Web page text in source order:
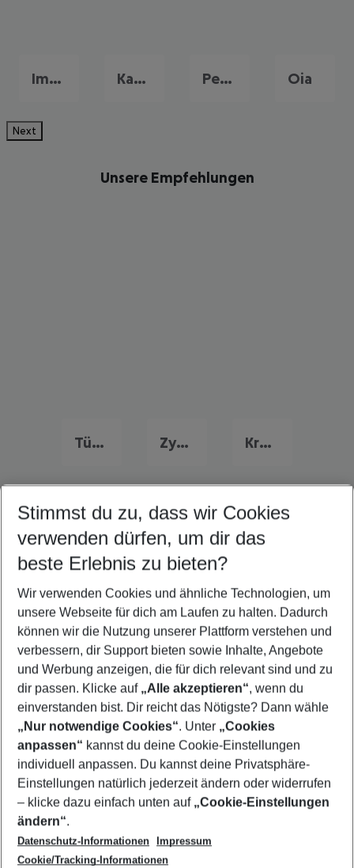
Imerovigli Kamari Perissa Oia
Next
Unsere Empfehlungen
Türkei Frühbucher Angebote Zypern Flug & Hotel Kroatien Flug & Hotel
Quicklinks
Urlaub Perivolos
Familienurlaub Perivolos
Flug & Hotel Perivolos
Last Minute Perivolos
Pauschalreisen Perivolos
Footer
Footer navigation
Über uns
AGB
Bestpreisgarantie
Cookie-Einstellungen ändern
Agenturbetreuung
Barrierefreies Reisen
Folge uns
Stimmst du zu, dass wir Cookies
verwenden dürfen, um dir das
beste Erlebnis zu bieten?
Wir verwenden Cookies und ähnliche Technologien, um
unsere Webseite für dich am Laufen zu halten. Dadurch
können wir die Nutzung unserer Plattform verstehen und
verbessern, dir Support bieten sowie Inhalte, Angebote
und Werbung anzeigen, die für dich relevant sind und zu
dir passen. Klicke auf „Alle akzeptieren“, wenn du
einverstanden bist. Dir reicht das Nötigste? Dann wähle
„Nur notwendige Cookies“. Unter „Cookies
anpassen“ kannst du deine Cookie-Einstellungen
individuell anpassen. Du kannst deine Privatsphäre-
Einstellungen natürlich jederzeit ändern oder widerrufen
– klicke dazu einfach unten auf „Cookie-Einstellungen
ändern“.
Datenschutz-Informationen
Impressum
Cookie/Tracking-Informationen